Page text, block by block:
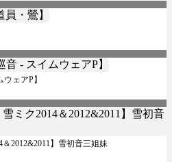
ェアP】
2012&2011】雪初音三姐妹